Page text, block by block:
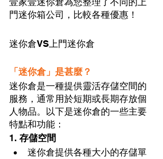
門迷你箱公司，比較各種優惠！
迷你倉VS上門迷你倉
「迷你倉」是甚麼？
迷你倉是一種提供靈活存儲空間的
服務，通常用於短期或長期存放個
人物品。以下是迷你倉的一些主要
特點和功能：
1. 存儲空間
迷你倉提供各種大小的存儲單